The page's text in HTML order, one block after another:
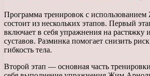
Программа тренировок с
состоит из нескольких этапов. Первый
включает в себя упражнения на растяжку
суставов. Разминка помогает снизить
гибкость тела.
Второй этап — основная часть